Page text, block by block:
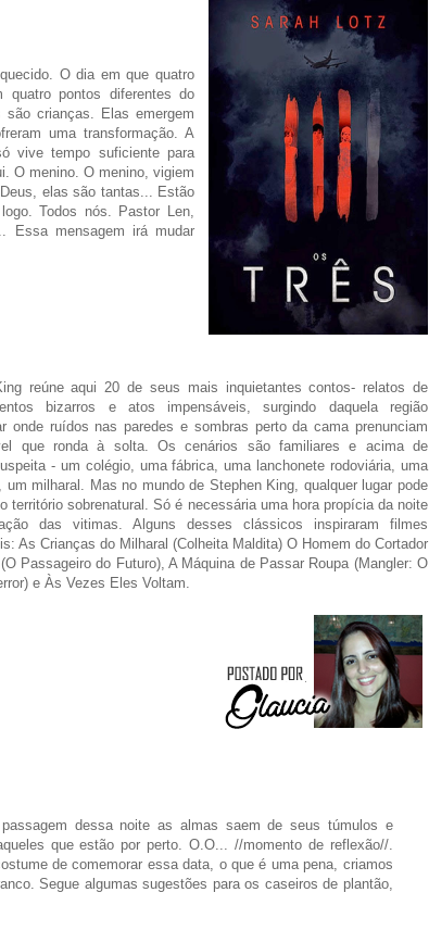
O dia em que quatro
pontos diferentes do
são crianças. Elas emergem
uma transformação. A
vive tempo suficiente para
O menino. O menino, vigiem
elas são tantas... Estão
Todos nós. Pastor Len,
Essa mensagem irá mudar
reúne aqui 20 de seus mais inquietantes contos- relatos de
bizarros e atos impensáveis, surgindo daquela região
onde ruídos nas paredes e sombras perto da cama prenunciam
que ronda à solta. Os cenários são familiares e acima de
- um colégio, uma fábrica, uma lanchonete rodoviária, uma
um milharal. Mas no mundo de Stephen King, qualquer lugar pode
território sobrenatural. Só é necessária uma hora propícia da noite
das vitimas. Alguns desses clássicos inspiraram filmes
As Crianças do Milharal (Colheita Maldita) O Homem do Cortador
Passageiro do Futuro), A Máquina de Passar Roupa (Mangler: O
e Às Vezes Eles Voltam.
dessa noite as almas saem de seus túmulos e
que estão por perto. O.O... //momento de reflexão//.
de comemorar essa data, o que é uma pena, criamos
Segue algumas sugestões para os caseiros de plantão,